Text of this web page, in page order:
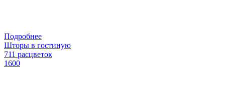
Подробнее
Шторы в гостиную
711 расцветок
1600